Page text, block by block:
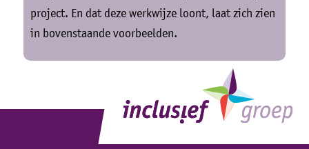
project. En dat deze werkwijze loont, laat zich zien
in bovenstaande voorbeelden.